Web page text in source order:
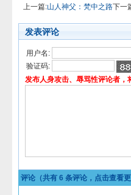
上一篇:山人神父：梵中之路下一
发表评论
用户名:
验证码:
发布人身攻击、辱骂性评论者，
评论（共有 6 条评论，点击查看更